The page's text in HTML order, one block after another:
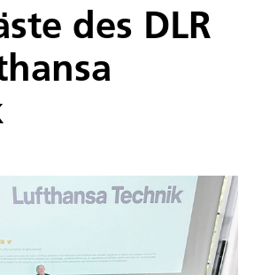
des DLR